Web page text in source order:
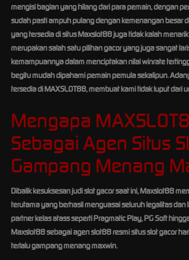
mengisi bagian yang hilang dari para pemain, dengan
sudah pasti ampuh pulang dengan kemenangan besar
yang tersedia di situs Maxslot88 juga tidak kalah
merupakan salah satu pilihan gacor yang juga sangat
kemampuannya dalam menciptakan nilai winrate
begitu mudah dipahami pemain pemula sekalipun.
tersedia di MAXSLOT88, membuat kami tidak luput dari
Mengapa
Sebagai Agen Situs
Gampang Menang
Dibalik kesuksesan judi slot gacor saat ini, Maxslot88
terutama yang berhasil menguasai seluruh legalitas dan
partner kelas atass seperti Pragmatic Play, PG Soft
Maxslot88 sebagai agen slot88 resmi situs slot gacor
terlalu gampang menang maxwin.